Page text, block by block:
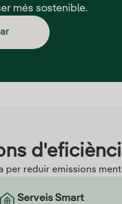
més sostenible.
reduir emissions
Serveis Smart